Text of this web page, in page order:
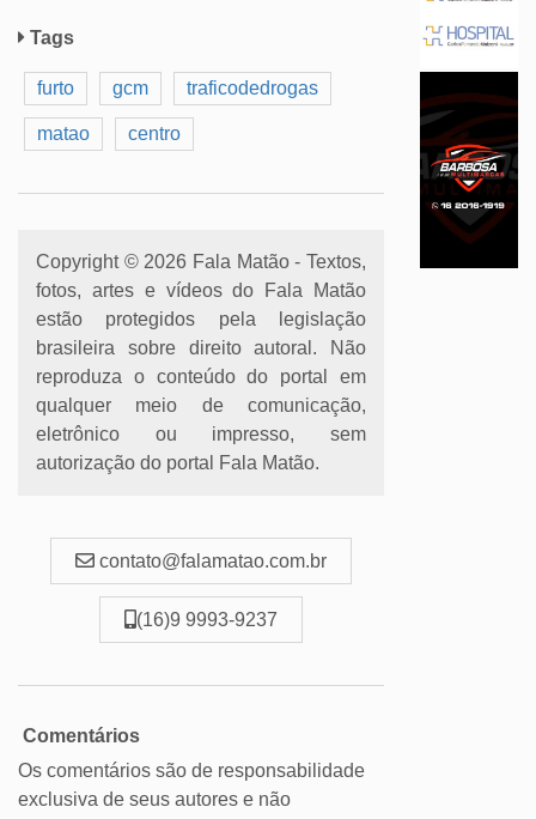
Tags
furto gcm traficodedrogas
matao centro
Copyright © 2026 Fala Matão - Textos,
fotos, artes e vídeos do Fala Matão
estão protegidos pela legislação
brasileira sobre direito autoral. Não
reproduza o conteúdo do portal em
qualquer meio de comunicação,
eletrônico ou impresso, sem
autorização do portal Fala Matão.
contato@falamatao.com.br
(16)9 9993-9237
Comentários
Os comentários são de responsabilidade
exclusiva de seus autores e não